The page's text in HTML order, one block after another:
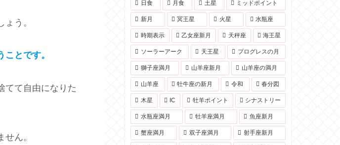
う。
とです。
てて自由になりた
ん。
日食 月食 土星 ミッドポイント
新月 冥王星 火星 水瓶座
時期表示 乙女座新月 天秤座 海王星
ソーラーアーク 天王星 プログレスの月
獅子座満月 山羊座新月 山羊座の満月
山羊座 牡牛座の新月 令和 春分図
木星 IC 牡羊ポイント シナストリー
水瓶座満月 牡羊座満月 魚座新月
蟹座満月 双子座満月 射手座新月